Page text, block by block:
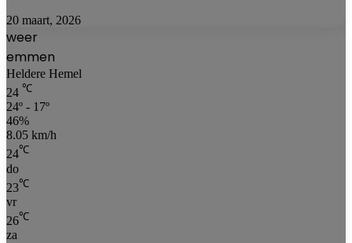
20 maart, 2026
weer
emmen
Heldere Hemel
24 ℃
24º - 17º
46%
8.05 km/h
24℃
do
23℃
vr
26℃
za